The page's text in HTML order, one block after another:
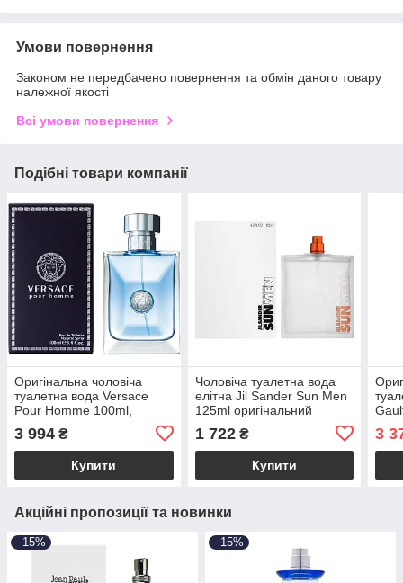
Умови повернення
Законом не передбачено повернення та обмін даного товару
належної якості
Всі умови повернення
Подібні товари компанії
Оригінальна чоловіча
туалетна вода Versace
Pour Homme 100ml,
пряний фужерний аромат
3 994 ₴
Купити
Чоловіча туалетна вода
елітна Jil Sander Sun Men
125ml оригінальний
тестер, свіжий цитрусово-
пряний аромат
1 722₴
Купити
3
Акційні пропозиції та новинки
–15% –15%